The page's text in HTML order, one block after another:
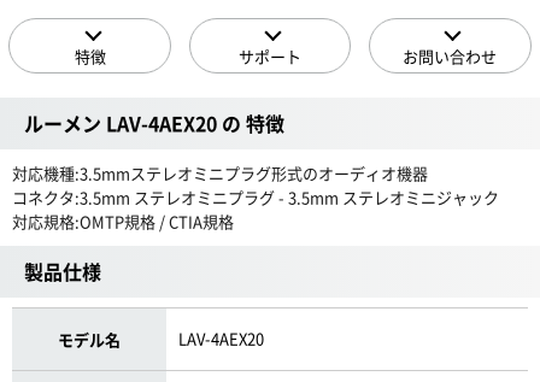
特徴 サポート お問い合わせ
ルーメン LAV-4AEX20 の 特徴
対応機種:3.5mmステレオミニプラグ形式のオーディオ機器
コネクタ:3.5mm ステレオミニプラグ - 3.5mm ステレオミニジャック
対応規格:OMTP規格 / CTIA規格
製品仕様
モデル名 LAV-4AEX20